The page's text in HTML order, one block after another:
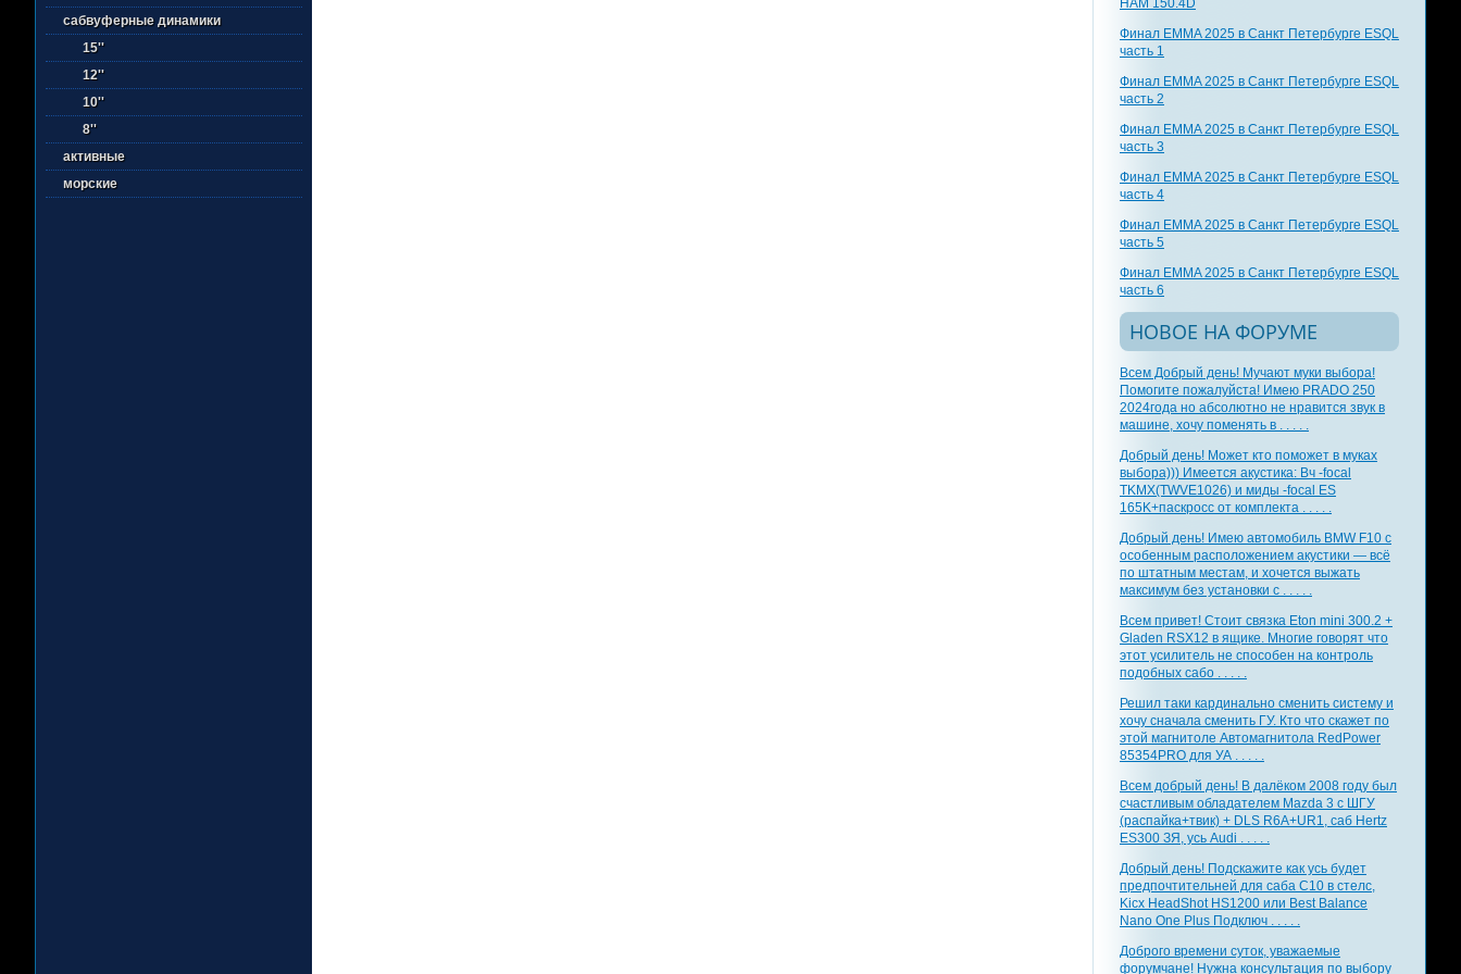
сабвуферные динамики
15''
12''
10''
8''
активные
морские
HAM 150.4D
Финал EMMA 2025 в Санкт Петербурге ESQL
часть 1
Финал EMMA 2025 в Санкт Петербурге ESQL
часть 2
Финал EMMA 2025 в Санкт Петербурге ESQL
часть 3
Финал EMMA 2025 в Санкт Петербурге ESQL
часть 4
Финал EMMA 2025 в Санкт Петербурге ESQL
часть 5
Финал EMMA 2025 в Санкт Петербурге ESQL
часть 6
НОВОЕ НА ФОРУМЕ
Всем Добрый день! Мучают муки выбора!
Помогите пожалуйста! Имею PRADO 250
2024года но абсолютно не нравится звук в
машине, хочу поменять в . . . . .
Добрый день! Может кто поможет в муках
выбора))) Имеется акустика: Вч -focal
TKMX(TWVE1026) и миды -focal ES
165K+паскросс от комплекта . . . . .
Добрый день! Имею автомобиль BMW F10 с
особенным расположением акустики — всё
по штатным местам, и хочется выжать
максимум без установки с . . . . .
Всем привет! Стоит связка Eton mini 300.2 +
Gladen RSX12 в ящике. Многие говорят что
этот усилитель не способен на контроль
подобных сабо . . . . .
Решил таки кардинально сменить систему и
хочу сначала сменить ГУ. Кто что скажет по
этой магнитоле Автомагнитола RedPower
85354PRO для УА . . . . .
Всем добрый день! В далёком 2008 году был
счастливым обладателем Mazda 3 с ШГУ
(распайка+твик) + DLS R6A+UR1, саб Hertz
ES300 ЗЯ, усь Audi . . . . .
Добрый день! Подскажите как усь будет
предпочтительней для саба С10 в стелс,
Kicx HeadShot HS1200 или Best Balance
Nano One Plus Подключ . . . . .
Доброго времени суток, уважаемые
форумчане! Нужна консультация по выбору